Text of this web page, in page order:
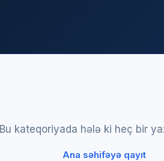
Bu kateqoriyada hələ ki heç bir
Ana səhifəyə qayıt